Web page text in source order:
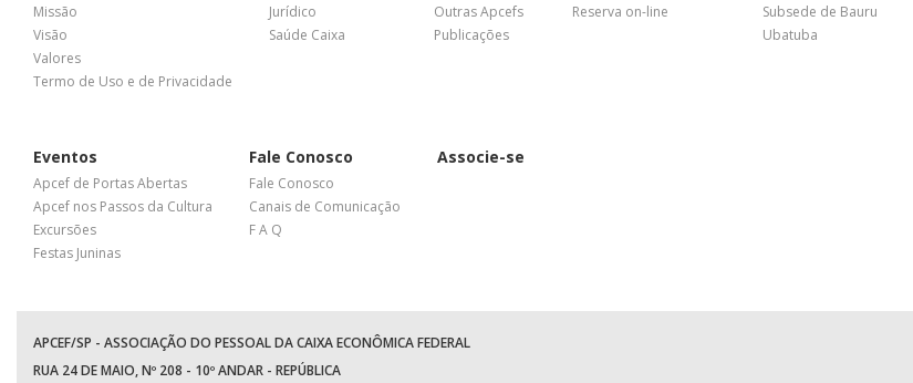
Missão
Visão
Valores
Termo de Uso e de Privacidade
Jurídico
Saúde Caixa
Outras Apcefs
Publicações
Reserva on-line
Subsede de Bauru
Ubatuba
Eventos
Apcef de Portas Abertas
Apcef nos Passos da Cultura
Excursões
Festas Juninas
Fale Conosco
Fale Conosco
Canais de Comunicação
F A Q
Associe-se
APCEF/SP - ASSOCIAÇÃO DO PESSOAL DA CAIXA ECONÔMICA FEDERAL
RUA 24 DE MAIO, Nº 208 - 10º ANDAR - REPÚBLICA